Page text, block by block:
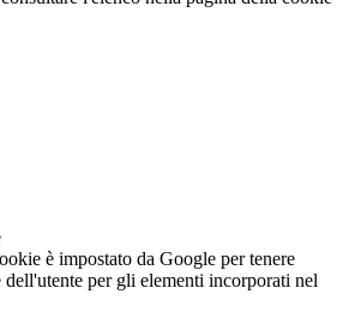
è impostato da Google per tenere
dell'utente per gli elementi incorporati nel